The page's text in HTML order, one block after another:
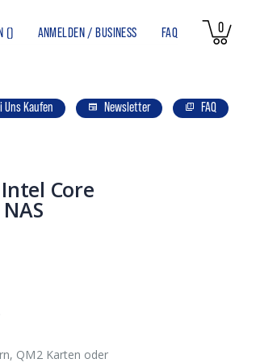
0Artikel
() ANMELDEN / BUSINESS FAQ
Uns Kaufen Newsletter FAQ
Intel Core
QM2 Karten oder